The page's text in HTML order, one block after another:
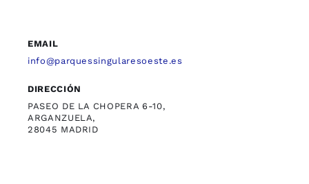
EMAIL
info@parquessingularesoeste.es
DIRECCIÓN
PASEO DE LA CHOPERA 6-10,
ARGANZUELA,
28045 MADRID